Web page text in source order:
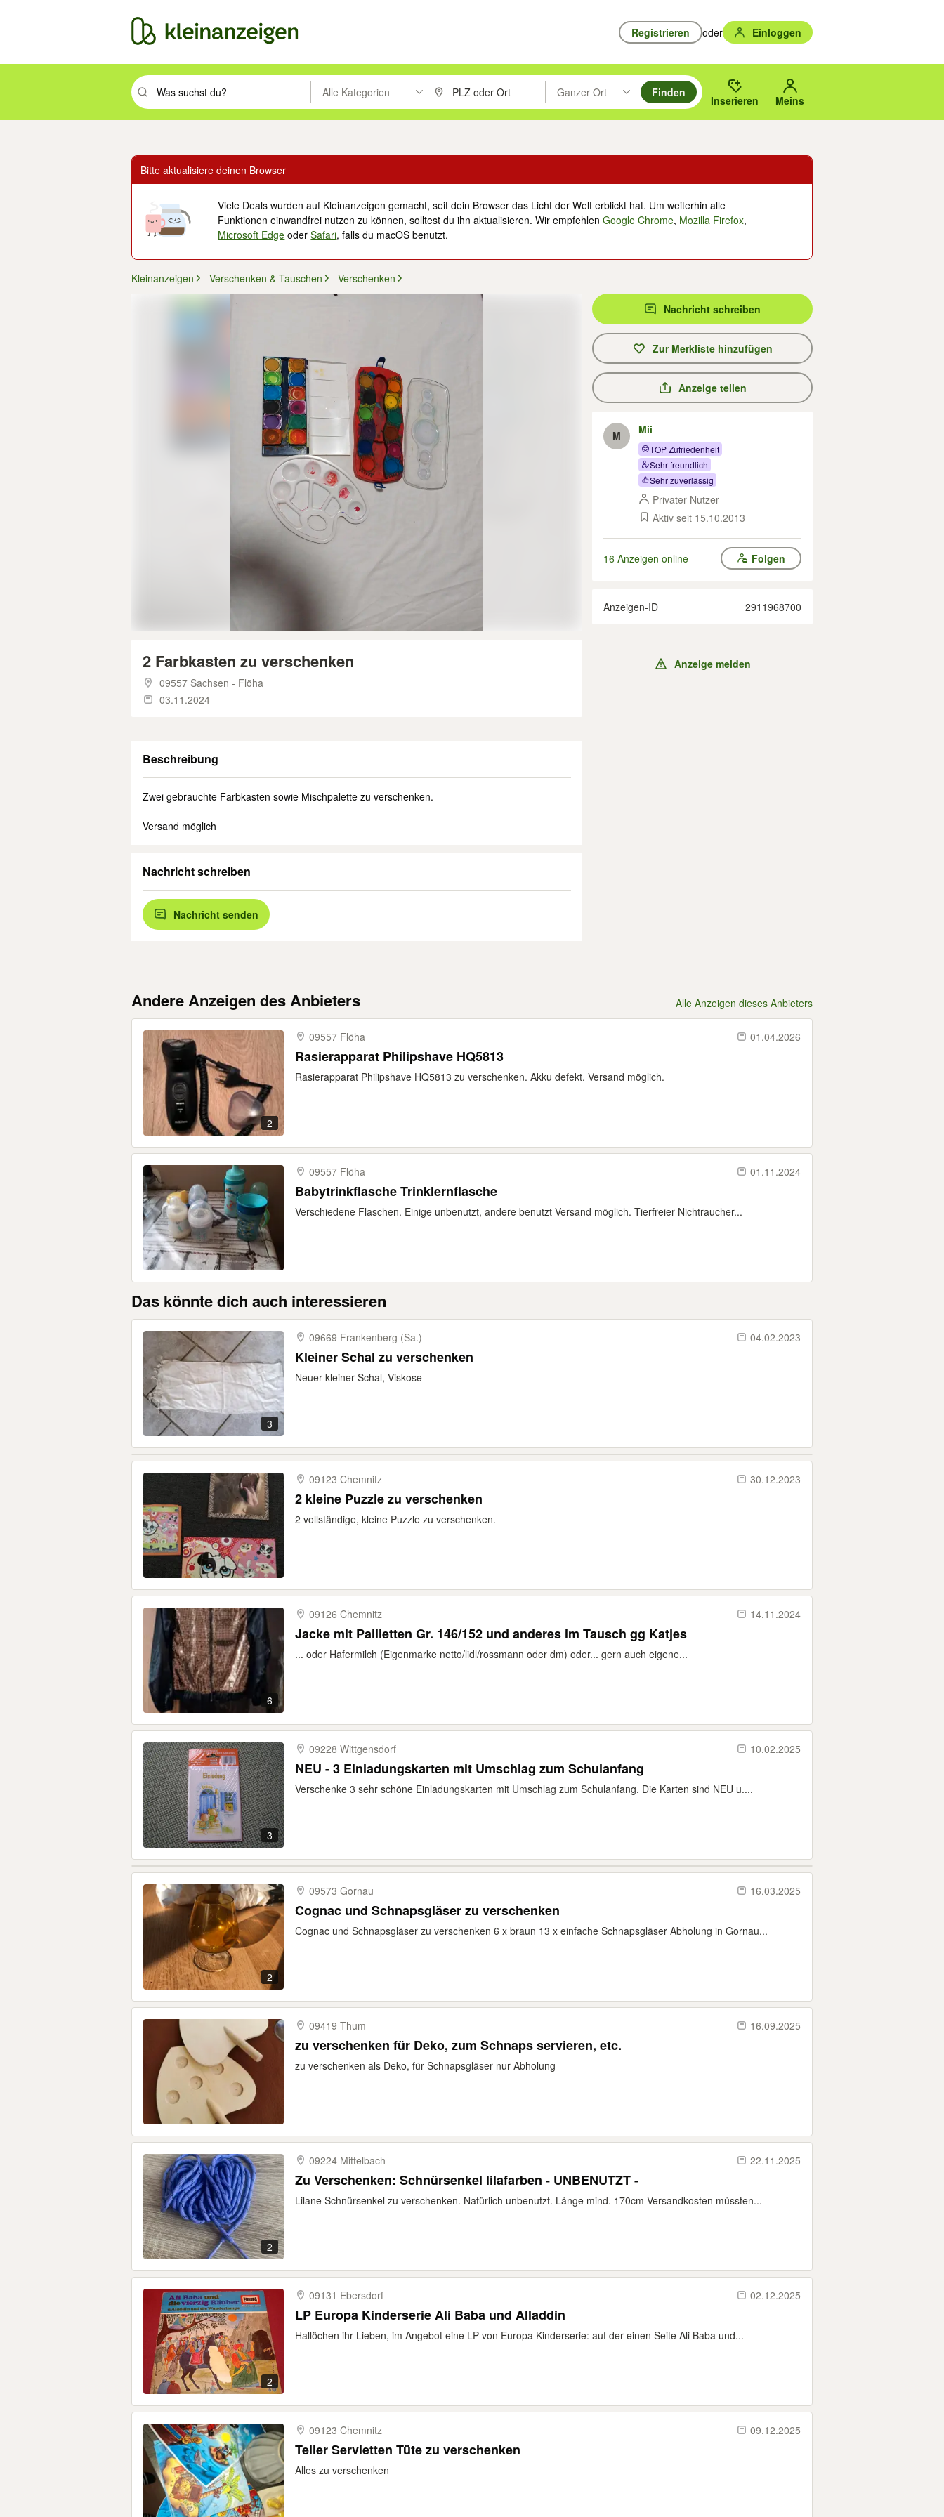
Registrieren oder Einloggen
Suchbegriff eingeben. Eingabetaste drücken um zu suchen, oder Vorschläge mit den Pfeiltasten nach oben/unten durchsuchen und mit Eingabetaste auswählen.
Alle Kategorien PLZ oder Ort eingeben. Eingabetaste drücken um zu suchen, oder Vorschläge mit den Pfeiltasten nach oben/
Ganzer Ort
Suche im Umkreis des gewählten Orts oder PLZ.
Finden
Inserieren Meins
Bitte aktualisiere deinen Browser
Viele Deals wurden auf Kleinanzeigen gemacht, seit dein Browser das Licht der Welt erblickt hat. Um weiterhin alle
Funktionen einwandfrei nutzen zu können, solltest du ihn aktualisieren. Wir empfehlenGoogle Chrome, Mozilla Firefox,
Microsoft Edge oderSafari, falls du macOS benutzt.
Kleinanzeigen Verschenken & Tauschen Verschenken
2 Farbkasten zu verschenken
09557 Sachsen - Flöha
03.11.2024
Beschreibung
Zwei gebrauchte Farbkasten sowie Mischpalette zu verschenken.
Versand möglich
Nachricht schreiben
Nachricht senden
Nachricht schreiben
Zur Merkliste hinzufügen
Anzeige teilen
M Mii
TOP Zufriedenheit
Sehr freundlich
Sehr zuverlässig
Privater Nutzer
Aktiv seit 15.10.2013
16 Anzeigen online Folgen
Anzeigen-ID 2911968700
Anzeige melden
Andere Anzeigen des Anbieters Alle Anzeigen dieses Anbieters
2
09557 Flöha 01.04.2026
Rasierapparat Philipshave HQ5813
Rasierapparat Philipshave HQ5813 zu verschenken. Akku defekt. Versand möglich.
09557 Flöha 01.11.2024
Babytrinkflasche Trinklernflasche
Verschiedene Flaschen. Einige unbenutzt, andere benutzt Versand möglich. Tierfreier Nichtraucher...
Das könnte dich auch interessieren
3
09669 Frankenberg (Sa.) 04.02.2023
Kleiner Schal zu verschenken
Neuer kleiner Schal, Viskose
09123 Chemnitz 30.12.2023
2 kleine Puzzle zu verschenken
2 vollständige, kleine Puzzle zu verschenken.
6
09126 Chemnitz 14.11.2024
Jacke mit Pailletten Gr. 146/152 und anderes im Tausch gg Katjes
... oder Hafermilch (Eigenmarke netto/lidl/rossmann oder dm) oder... gern auch eigene...
3
09228 Wittgensdorf 10.02.2025
NEU - 3 Einladungskarten mit Umschlag zum Schulanfang
Verschenke 3 sehr schöne Einladungskarten mit Umschlag zum Schulanfang. Die Karten sind NEU u....
2
09573 Gornau 16.03.2025
Cognac und Schnapsgläser zu verschenken
Cognac und Schnapsgläser zu verschenken 6 x braun 13 x einfache Schnapsgläser Abholung in Gornau...
09419 Thum 16.09.2025
zu verschenken für Deko, zum Schnaps servieren, etc.
zu verschenken als Deko, für Schnapsgläser nur Abholung
2
09224 Mittelbach 22.11.2025
Zu Verschenken: Schnürsenkel lilafarben - UNBENUTZT -
Lilane Schnürsenkel zu verschenken. Natürlich unbenutzt. Länge mind. 170cm Versandkosten müssten...
2
09131 Ebersdorf 02.12.2025
LP Europa Kinderserie Ali Baba und Alladdin
Hallöchen ihr Lieben, im Angebot eine LP von Europa Kinderserie: auf der einen Seite Ali Baba und...
09123 Chemnitz 09.12.2025
Teller Servietten Tüte zu verschenken
Alles zu verschenken